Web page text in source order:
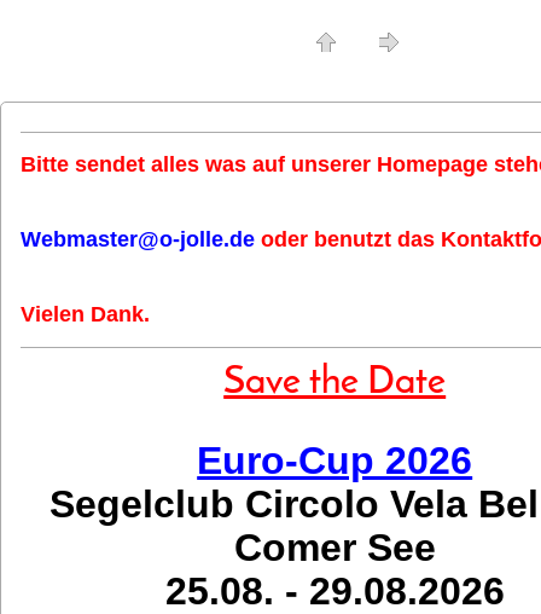
Bitte sendet alles was auf unserer Homepage
Webmaster@o-jolle.de oder benutzt das
Vielen Dank.
Save the Date
Euro-Cup 2026
Segelclub Circolo Vela
Comer See
25.08. - 29.08.2026